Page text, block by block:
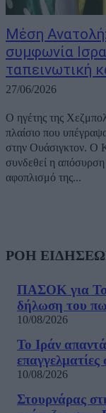
Μέση
συμφωνία
ταπεινωτική
27/06/2026
Ο ηγέτης της
πλαίσιο που
στην Ουάσιγκτον. Ο
συνδεθεί η
αφοπλισμό της...
ΡΟΗ
ΠΑΣΟΚ για
δήλωση του
10/08/2026
Το Ιράν
επαγγελματίες
10/08/2026
Στουρνάρας